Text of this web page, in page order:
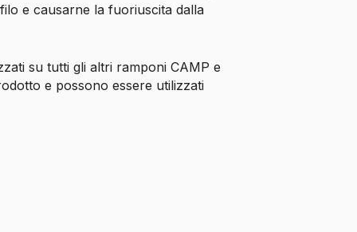
e causarne la fuoriuscita dalla
su tutti gli altri ramponi CAMP e
e possono essere utilizzati